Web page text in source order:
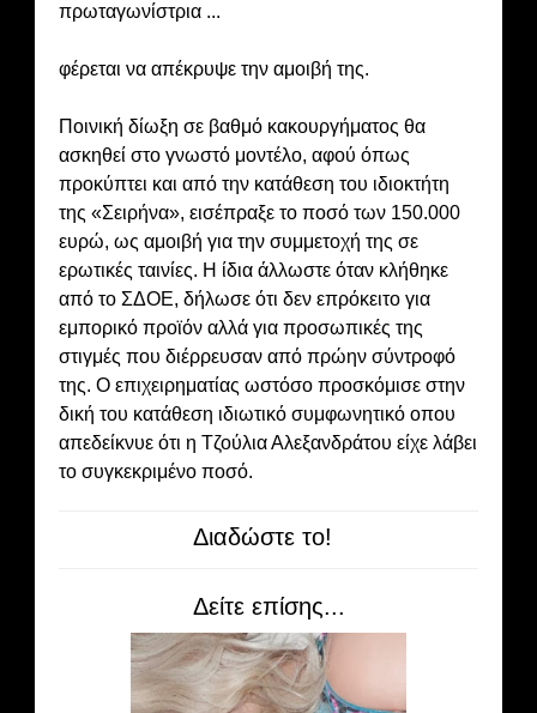
πρωταγωνίστρια ...
φέρεται να απέκρυψε την αμοιβή της.
Ποινική δίωξη σε βαθμό κακουργήματος θα
ασκηθεί στο γνωστό μοντέλο, αφού όπως
προκύπτει και από την κατάθεση του ιδιοκτήτη
της «Σειρήνα», εισέπραξε το ποσό των 150.000
ευρώ, ως αμοιβή για την συμμετοχή της σε
ερωτικές ταινίες. Η ίδια άλλωστε όταν κλήθηκε
από το ΣΔΟΕ, δήλωσε ότι δεν επρόκειτο για
εμπορικό προϊόν αλλά για προσωπικές της
στιγμές που διέρρευσαν από πρώην σύντροφό
της. Ο επιχειρηματίας ωστόσο προσκόμισε στην
δική του κατάθεση ιδιωτικό συμφωνητικό οπου
απεδείκνυε ότι η Τζούλια Αλεξανδράτου είχε λάβει
το συγκεκριμένο ποσό.
Διαδώστε το!
Δείτε επίσης...